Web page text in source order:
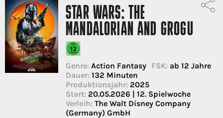
STAR WARS: THE
MANDALORIAN AND GROGU
Genre: Action Fantasy FSK: ab 12 Jahre
Dauer: 132 Minuten
Produktionsjahr: 2025
Start: 20.05.2026 | 12. Spielwoche
Verleih: The Walt Disney Company
(Germany) GmbH